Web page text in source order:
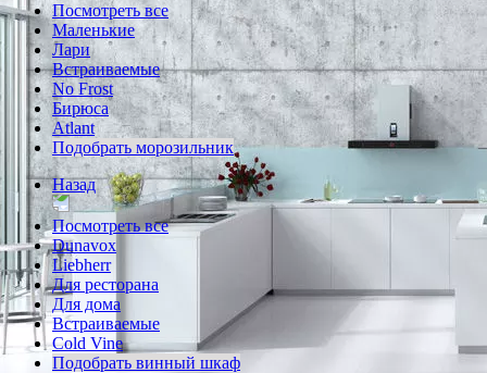
Посмотреть все
Маленькие
Лари
Встраиваемые
No Frost
Бирюса
Atlant
Подобрать морозильник
Назад
Посмотреть все
Dunavox
Liebherr
Для ресторана
Для дома
Встраиваемые
Cold Vine
Подобрать винный шкаф